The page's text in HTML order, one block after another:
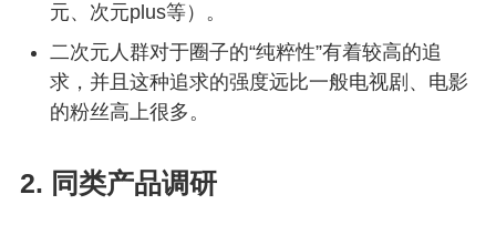
元、次元plus等）。
二次元人群对于圈子的“纯粹性”有着较高的追
求，并且这种追求的强度远比一般电视剧、电影
的粉丝高上很多。
2. 同类产品调研